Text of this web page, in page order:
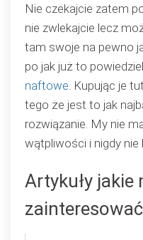
Nie czekajcie zatem
nie zwlekajcie lecz
tam swoje na pewno
po jak już to
naftowe . Kupując je
tego że jest to jak
rozwiązanie. My nie
wątpliwości i nigdy nie
Artykuły jakie